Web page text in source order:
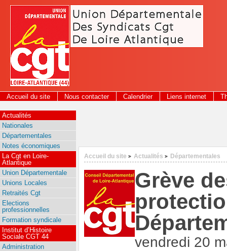
Panneau de gestion des cookies
Accueil du site Nous contacter Calendrier Liens internet
2026
Accueil du site > Actualités > Départementales
Grève
vendredi 20
Actualités
Nationales
Départementales
Notes économiques
La Cgt en Loire-
Atlantique
Union Départementale
Unions Locales
Retraités Cgt
Elections
professionnelles
Formation syndicale
Institut d’Histoire
Sociale CGT 44
Administration